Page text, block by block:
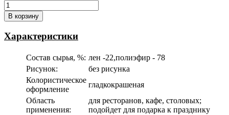
Характеристики
Состав сырья, %: лен -22,полиэфир - 78
Рисунок:
без рисунка
Колористическое
оформление
гладкокрашеная
Область
применения:
для ресторанов, кафе, столовых;
подойдет для подарка к празднику